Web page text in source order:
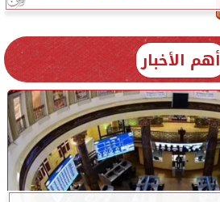
أهم الأخبار